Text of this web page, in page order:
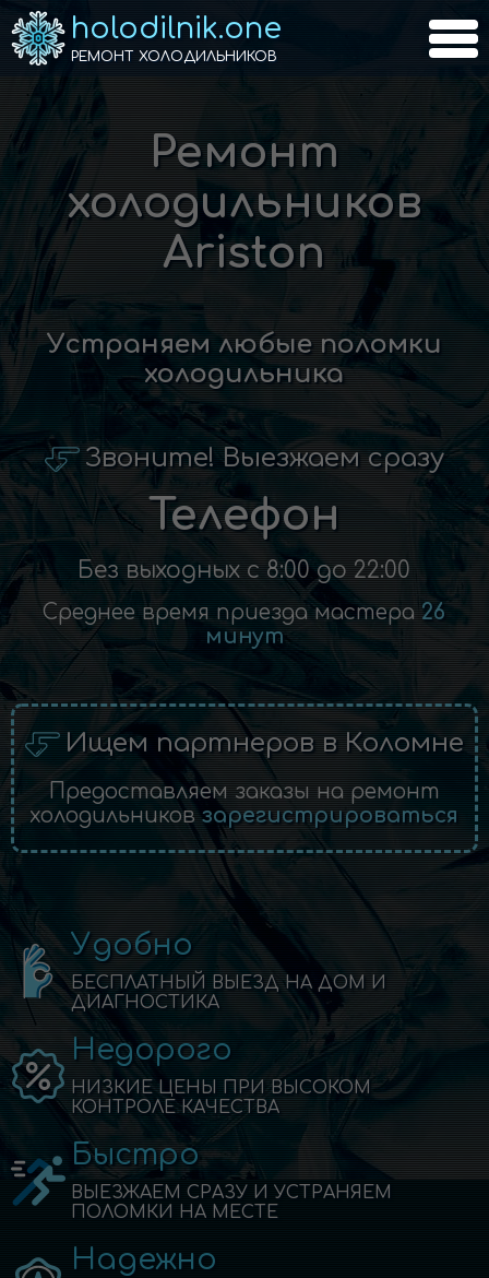
holodilnik.one
РЕМОНТ ХОЛОДИЛЬНИКОВ
Ремонт
холодильников
Ariston
Устраняем любые поломки
холодильника
Звоните! Выезжаем сразу
Телефон
Без выходных с 8:00 до 22:00
Среднее время приезда мастера26
минут
Ищем партнеров в Коломне
Предоставляем заказы на ремонт
холодильниковзарегистрироваться
Удобно
БЕСПЛАТНЫЙ ВЫЕЗД НА ДОМ И
ДИАГНОСТИКА
Недорого
НИЗКИЕ ЦЕНЫ ПРИ ВЫСОКОМ
КОНТРОЛЕ КАЧЕСТВА
Быстро
ВЫЕЗЖАЕМ СРАЗУ И УСТРАНЯЕМ
ПОЛОМКИ НА МЕСТЕ
Надежно